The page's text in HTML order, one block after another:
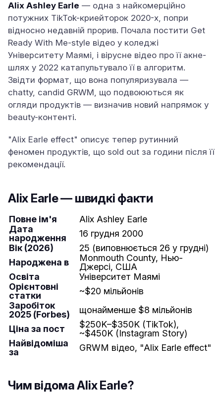
Alix Ashley Earle — одна з найкомерційно
потужних TikTok-криейторок 2020-х, попри
відносно недавній прорив. Почала постити Get
Ready With Me-style відео у коледжі
Університету Маямі, і вірусне відео про її акне-
шлях у 2022 катапультувало її в алгоритм.
Звідти формат, що вона популяризувала —
chatty, candid GRWM, що подвоюються як
огляди продуктів — визначив новий напрямок у
beauty-контенті.
"Alix Earle effect" описує тепер рутинний
феномен продуктів, що sold out за години після її
рекомендації.
Alix Earle — швидкі факти
Повне ім'я
Alix Ashley Earle
Дата
народження
16 грудня 2000
Вік (2026)
25 (виповнюється 26 у грудні)
Народжена в
Monmouth County, Нью-
Джерсі, США
Освіта
Університет Маямі
Орієнтовні
статки
~$20 мільйонів
Заробіток
2025 (Forbes)
щонайменше $8 мільйонів
Ціна за пост
$250K–$350K (TikTok),
~$450K (Instagram Story)
Найвідоміша
за
GRWM відео, "Alix Earle effect"
Чим відома Alix Earle?